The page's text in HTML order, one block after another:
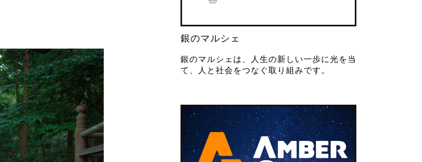
銀のマルシェ
銀のマルシェは、人生の新しい一歩に光を当
て、人と社会をつなぐ取り組みです。